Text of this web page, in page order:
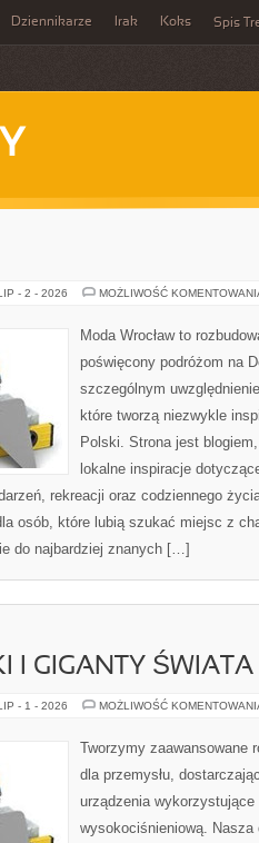
Dziennikarze Irak Koks Spis
- 2 - 2026 MOŻLIWOŚĆ
Moda Wrocław to
poświęcony podróżom na
szczególnym
które tworzą niezwykle
Polski. Strona jest
lokalne inspiracje
rekreacji oraz codziennego
osób, które lubią szukać miejsc z
do najbardziej znanych […]
I GIGANTY ŚWIATA
- 1 - 2026 MOŻLIWOŚĆ
Tworzymy zaawansowane
dla przemysłu,
urządzenia wykorzystujące
wysokociśnieniową. Nasza